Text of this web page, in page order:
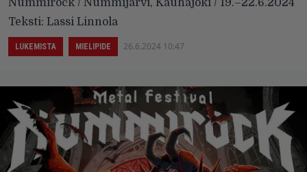
Nummirock / Nummijärvi, Kauhajoki / 19.–22.6.2024
Teksti: Lassi Linnola
LUKEMISTA MIELIPIDE 26.6.2024 10:47